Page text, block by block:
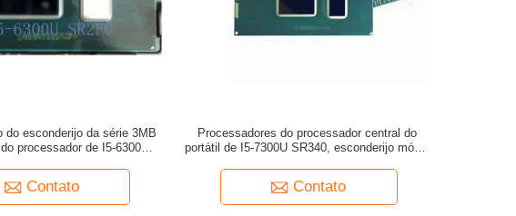
do esconderijo da série 3MB
processador de I5-6300U
Contato
Processadores do processador central do
portátil de I5-7300U SR340, esconderijo móvel
Contato